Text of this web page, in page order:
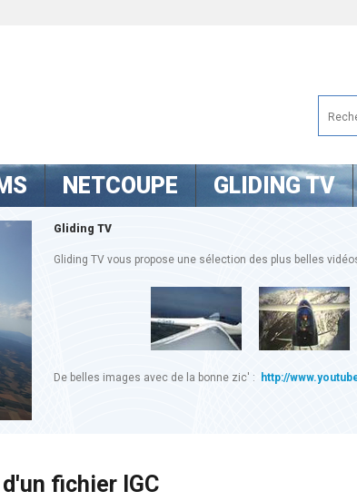
NETCOUPE GLIDING TV
Gliding TV
Gliding TV vous propose une sélection des plus belles
De belles images avec de la bonne zic' : http://
fichier IGC